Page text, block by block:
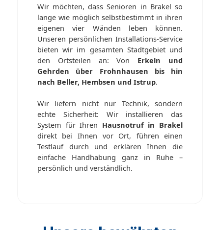
Wir möchten, dass Senioren in Brakel so
lange wie möglich selbstbestimmt in ihren
eigenen vier Wänden leben können.
Unseren persönlichen Installations-Service
bieten wir im gesamten Stadtgebiet und
den Ortsteilen an: Von Erkeln und
Gehrden über Frohnhausen bis hin
nach Beller, Hembsen und Istrup.
Wir liefern nicht nur Technik, sondern
echte Sicherheit: Wir installieren das
System für Ihren Hausnotruf in Brakel
direkt bei Ihnen vor Ort, führen einen
Testlauf durch und erklären Ihnen die
einfache Handhabung ganz in Ruhe –
persönlich und verständlich.